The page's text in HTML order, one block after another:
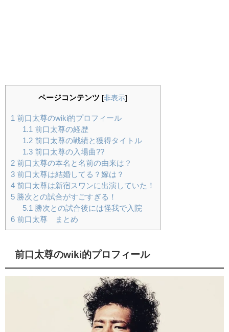
ページコンテンツ [非表示]
1 前口太尊のwiki的プロフィール
1.1 前口太尊の経歴
1.2前口太尊の戦績と獲得タイトル
1.3前口太尊の入場曲??
2 前口太尊の本名と名前の由来は？
3 前口太尊は結婚してる？嫁は？
4 前口太尊は新宿スワンに出演していた！
5 勝次との試合がすごすぎる！
5.1 勝次との試合後には怪我で入院
6 前口太尊 まとめ
前口太尊のwiki的プロフィール